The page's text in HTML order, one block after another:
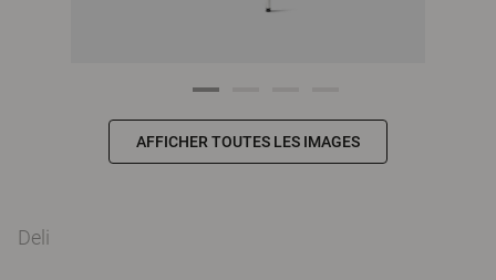
AFFICHER TOUTES LES IMAGES
Deli